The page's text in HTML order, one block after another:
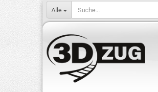
Alle